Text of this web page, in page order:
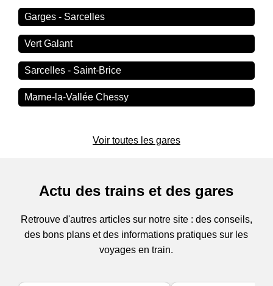
Garges - Sarcelles
Vert Galant
Sarcelles - Saint-Brice
Marne-la-Vallée Chessy
Voir toutes les gares
Actu des trains et des gares
Retrouve d'autres articles sur notre site : des conseils,
des bons plans et des informations pratiques sur les
voyages en train.